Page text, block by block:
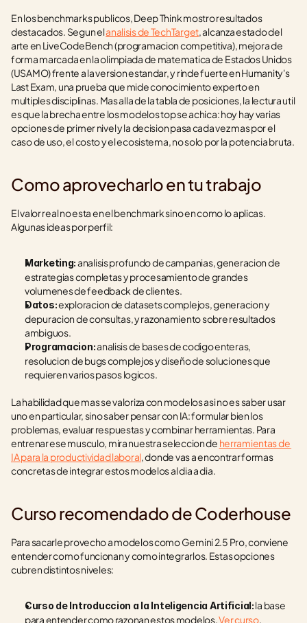
En los benchmarks publicos, Deep Think mostro resultados
destacados. Segun el analisis de TechTarget, alcanza estado del
arte en LiveCodeBench (programacion competitiva), mejora de
forma marcada en la olimpiada de matematica de Estados Unidos
(USAMO) frente a la version estandar, y rinde fuerte en Humanity's
Last Exam, una prueba que mide conocimiento experto en
multiples disciplinas. Mas alla de la tabla de posiciones, la lectura util
es que la brecha entre los modelos top se achica: hoy hay varias
opciones de primer nivel y la decision pasa cada vez mas por el
caso de uso, el costo y el ecosistema, no solo por la potencia bruta.
Como aprovecharlo en tu trabajo
El valor real no esta en el benchmark sino en como lo aplicas.
Algunas ideas por perfil:
Marketing: analisis profundo de campanias, generacion de
estrategias completas y procesamiento de grandes
volumenes de feedback de clientes.
Datos: exploracion de datasets complejos, generacion y
depuracion de consultas, y razonamiento sobre resultados
ambiguos.
Programacion: analisis de bases de codigo enteras,
resolucion de bugs complejos y diseño de soluciones que
requieren varios pasos logicos.
La habilidad que mas se valoriza con modelos asi no es saber usar
uno en particular, sino saber pensar con IA: formular bien los
problemas, evaluar respuestas y combinar herramientas. Para
entrenar ese musculo, mira nuestra seleccion de herramientas de
IA para la productividad laboral, donde vas a encontrar formas
concretas de integrar estos modelos al dia a dia.
Curso recomendado de Coderhouse
Para sacarle provecho a modelos como Gemini 2.5 Pro, conviene
entender como funcionan y como integrarlos. Estas opciones
cubren distintos niveles:
Curso de Introduccion a la Inteligencia Artificial: la base
para entender como razonan estos modelos. Ver curso.